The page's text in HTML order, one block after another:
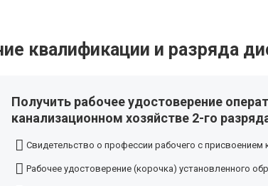
квалификации и разряда
Получить рабочее удостоверение
канализационном хозяйстве 2-го
Свидетельство о профессии рабочего с присвоением
Рабочее удостоверение (корочка) установленного